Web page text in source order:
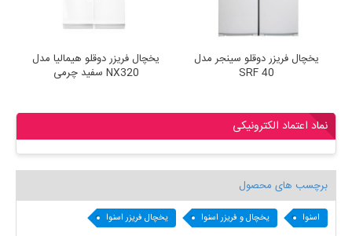
یخچال فریزر دوقلو هیمالیا
NX320 سفید چرمی
یخچال فریزر دوقلو سینجر مدل
مدل
نماد اعتماد الکترونیکی
برچسب های محصول
اسنوا یخچال و فریزر اسنوا یخچال فریزر اسنوا